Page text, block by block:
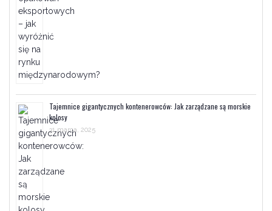
Tajemnice gigantycznych kontenerowców: Jak zarządzane są morskie
kolosy
31 marca, 2025